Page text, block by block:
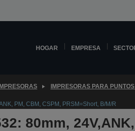
HOGAR EMPRESA
IMPRESORAS IMPRESORAS PARA
PM, CBM, CSPM, PRSM=Short, B/M/R
80mm,